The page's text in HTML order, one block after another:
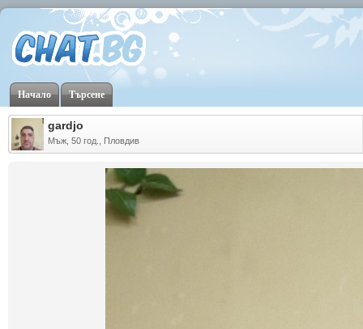
Начало Търсене
gardjo
Мъж, 50 год., Пловдив